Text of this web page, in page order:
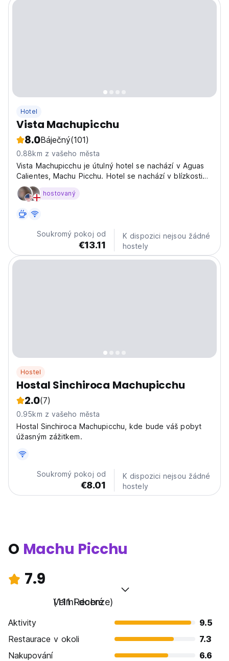
Hotel
Vista Machupicchu
8.0Báječný(101)
0.88km z vašeho města
Vista Machupicchu je útulný hotel se nachází v Aguas
Calientes, Machu Picchu. Hotel se nachází v blízkosti
vlakového nádraží. Pro vaše pohodlí nabízí nemovitost
různé služby a vybavení.
hostovaný
Soukromý pokoj od
€13.11
K dispozici nejsou žádné
hostely
Hostel
Hostal Sinchiroca Machupicchu
2.0(7)
0.95km z vašeho města
Hostal Sinchiroca Machupicchu, kde bude váš pobyt
úžasným zážitkem.
Soukromý pokoj od
€8.01
K dispozici nejsou žádné
hostely
O Machu Picchu
7.9
Velmi dobré
(111 Recenze)
Aktivity
9.5
Restaurace v okoli
7.3
Nakupování
6.6